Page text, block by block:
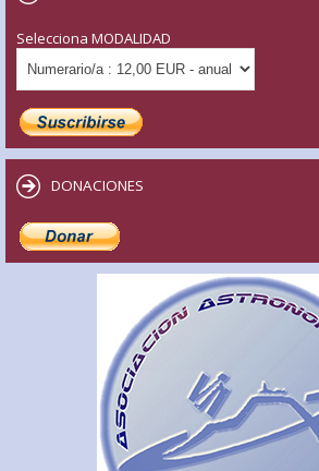
Selecciona MODALIDAD
DONACIONES